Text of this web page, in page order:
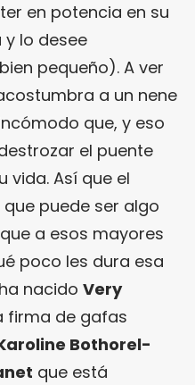
en potencia en su
lo desee
pequeño). A ver
a un nene
que, y eso
el puente
vida. Así que el
puede ser algo
a esos mayores
poco les dura esa
nacido Very
firma de gafas
Bothorel-
que está